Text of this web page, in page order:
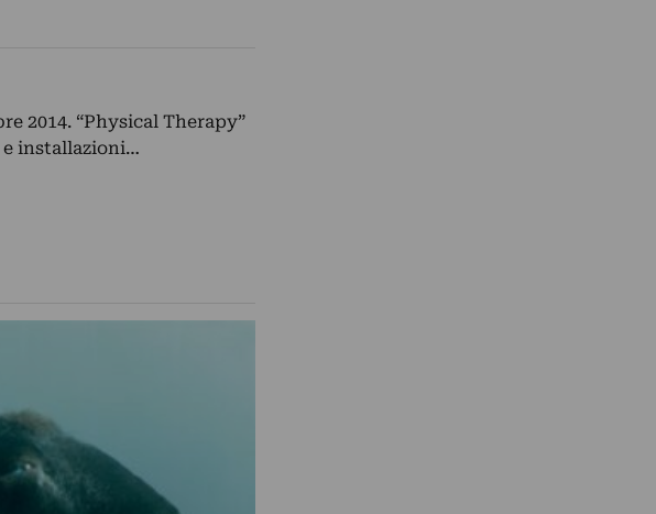
2014. “Physical Therapy”
e installazioni…